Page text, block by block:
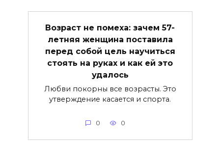
Возраст не помеха: зачем 57-
летняя женщина поставила
перед собой цель научиться
стоять на руках и как ей это
удалось
Любви покорны все возрасты. Это
утверждение касается и спорта.
0 0